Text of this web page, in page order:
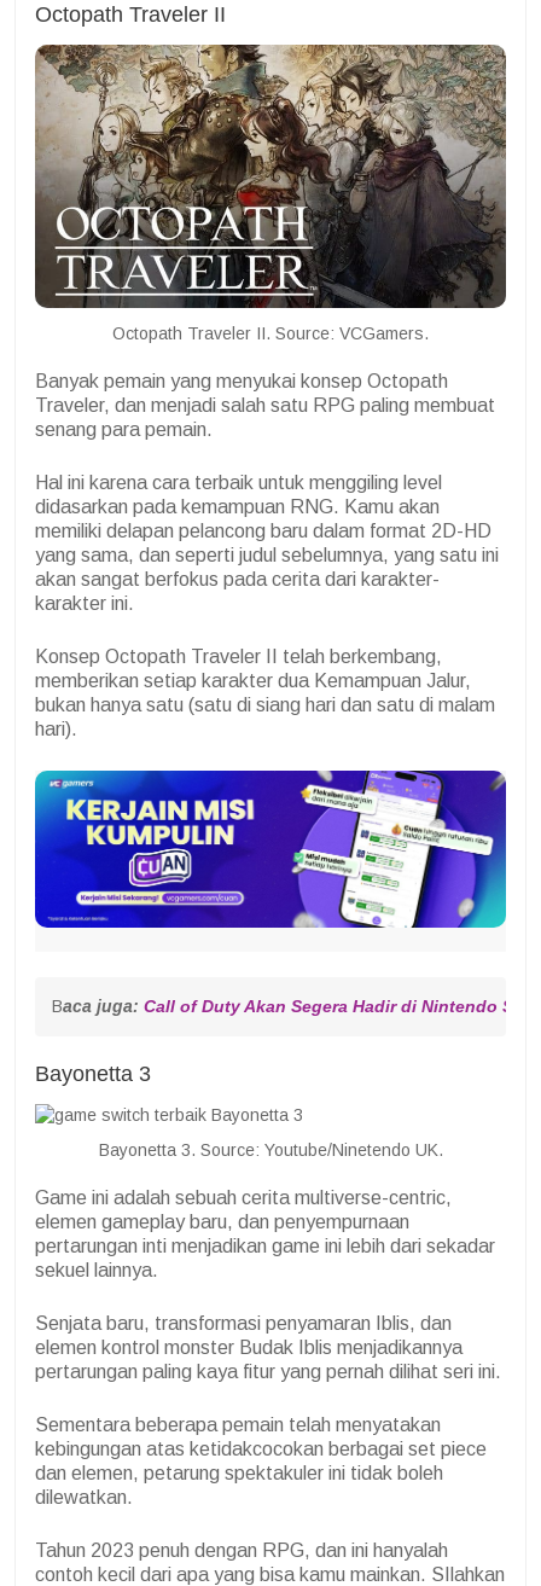
Octopath Traveler II
Octopath Traveler II. Source: VCGamers.
Banyak pemain yang menyukai konsep Octopath
Traveler, dan menjadi salah satu RPG paling membuat
senang para pemain.
Hal ini karena cara terbaik untuk menggiling level
didasarkan pada kemampuan RNG. Kamu akan
memiliki delapan pelancong baru dalam format 2D-HD
yang sama, dan seperti judul sebelumnya, yang satu ini
akan sangat berfokus pada cerita dari karakter-
karakter ini.
Konsep Octopath Traveler II telah berkembang,
memberikan setiap karakter dua Kemampuan Jalur,
bukan hanya satu (satu di siang hari dan satu di malam
hari).
Baca juga: Call of Duty Akan Segera Hadir di Nintendo
Bayonetta 3
Bayonetta 3. Source: Youtube/Ninetendo UK.
Game ini adalah sebuah cerita multiverse-centric,
elemen gameplay baru, dan penyempurnaan
pertarungan inti menjadikan game ini lebih dari sekadar
sekuel lainnya.
Senjata baru, transformasi penyamaran Iblis, dan
elemen kontrol monster Budak Iblis menjadikannya
pertarungan paling kaya fitur yang pernah dilihat seri ini.
Sementara beberapa pemain telah menyatakan
kebingungan atas ketidakcocokan berbagai set piece
dan elemen, petarung spektakuler ini tidak boleh
dilewatkan.
Tahun 2023 penuh dengan RPG, dan ini hanyalah
contoh kecil dari apa yang bisa kamu mainkan. SIlahkan